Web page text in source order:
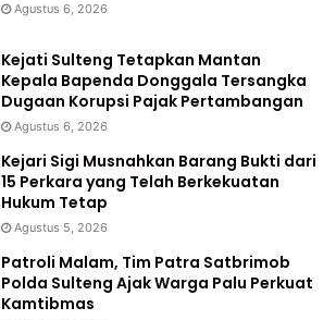
Agustus 6, 2026
Kejati Sulteng Tetapkan Mantan
Kepala Bapenda Donggala Tersangka
Dugaan Korupsi Pajak Pertambangan
Agustus 6, 2026
Kejari Sigi Musnahkan Barang Bukti dari
15 Perkara yang Telah Berkekuatan
Hukum Tetap
Agustus 5, 2026
Patroli Malam, Tim Patra Satbrimob
Polda Sulteng Ajak Warga Palu Perkuat
Kamtibmas